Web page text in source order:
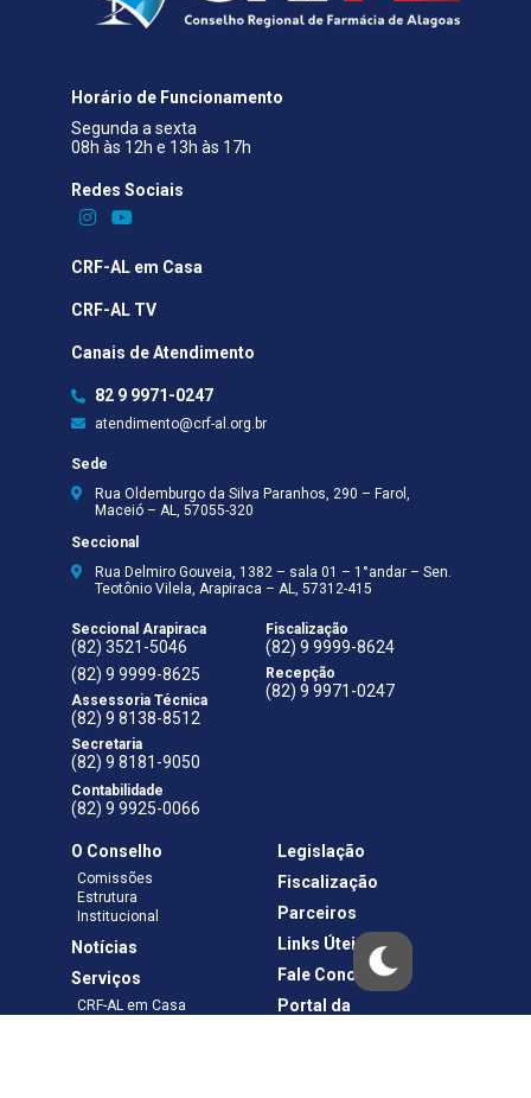
Horário de Funcionamento
Segunda a sexta
08h às 12h e 13h às 17h
Redes Sociais​
CRF-AL em Casa
CRF-AL TV
Canais de Atendimento
82 9 9971-0247
atendimento@crf-al.org.br
Sede
Rua Oldemburgo da Silva Paranhos, 290 – Farol,
Maceió – AL, 57055-320
Seccional
Rua Delmiro Gouveia, 1382 – sala 01 – 1°andar – Sen.
Teotônio Vilela, Arapiraca – AL, 57312-415
Seccional Arapiraca
(82) 3521-5046
(82) 9 9999-8625
Assessoria Técnica
(82) 9 8138-8512
Secretaria
(82) 9 8181-9050
Contabilidade
(82) 9 9925-0066
Fiscalização
(82) 9 9999-8624
Recepção
(82) 9 9971-0247
O Conselho
Comissões
Estrutura
Institucional
Notícias
Serviços
CRF-AL em Casa
Legislação
Fiscalização
Parceiros
Links Úteis
Fale Conosco
Portal da